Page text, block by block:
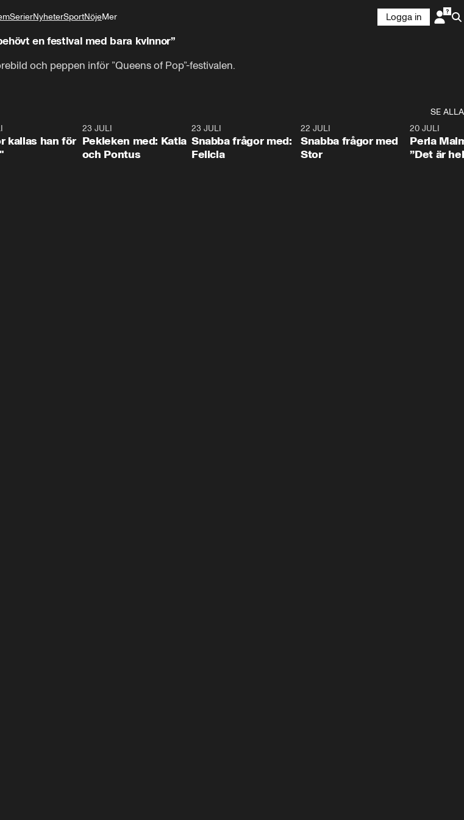
SerierNyheterSportNöjeMer
Livsstil
Logga in
en festival med bara kvinnor”
och peppen inför ”Queens of Pop”-festivalen.
SE ALLA
kallas han för
23 JULI
Pekleken med: Katia
och Pontus
0:51
23 JULI
Snabba frågor med:
Felicia
0:52
22 JULI
Snabba frågor med
Stor
20 JULI
Perla
”Det är